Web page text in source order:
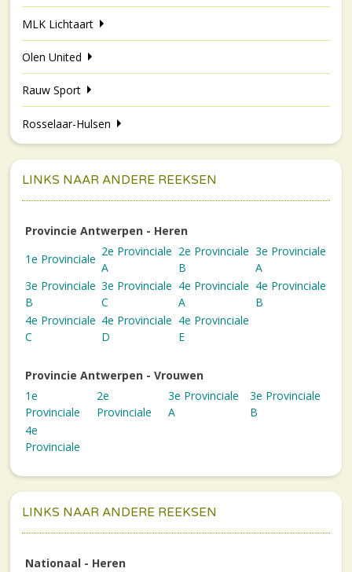
MLK Lichtaart
Olen United
Rauw Sport
Rosselaar-Hulsen
LINKS NAAR ANDERE REEKSEN
Provincie Antwerpen - Heren
1e Provinciale
2e Provinciale
A
2e Provinciale
B
3e Provinciale
A
3e Provinciale
B
3e Provinciale
C
4e Provinciale
A
4e Provinciale
B
4e Provinciale
C
4e Provinciale
D
4e Provinciale
E
Provincie Antwerpen - Vrouwen
1e
Provinciale
2e
Provinciale
3e Provinciale
A
3e Provinciale
B
4e
Provinciale
LINKS NAAR ANDERE REEKSEN
Nationaal - Heren